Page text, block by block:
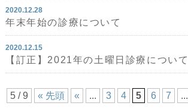
2020.12.28
年末年始の診療について
2020.12.15
【訂正】2021年の土曜日診療について
5 / 9 « 先頭 « ... 3 4 5 6 7 ...